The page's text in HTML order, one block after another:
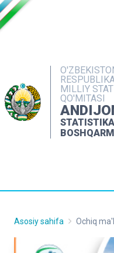
MILLIY
QO'MITASI
STATISTIKA
Asosiy sahifa Ochiq